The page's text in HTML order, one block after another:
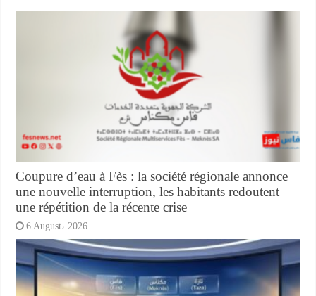
Coupure d’eau à Fès : la société régionale annonce
une nouvelle interruption, les habitants redoutent
une répétition de la récente crise
6 August، 2026